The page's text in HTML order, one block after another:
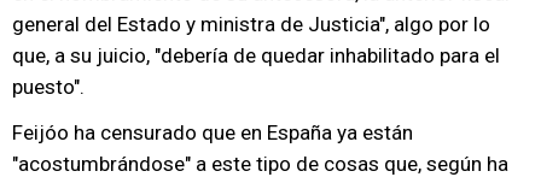
general del Estado y ministra de Justicia", algo por lo
que, a su juicio, "debería de quedar inhabilitado para el
puesto".
Feijóo ha censurado que en España ya están
"acostumbrándose" a este tipo de cosas que, según ha